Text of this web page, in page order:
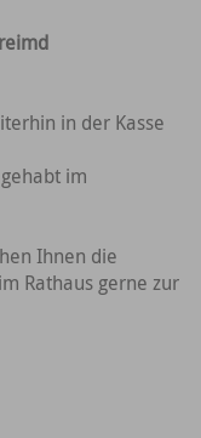
in der Kasse
im
Ihnen die
Rathaus gerne zur